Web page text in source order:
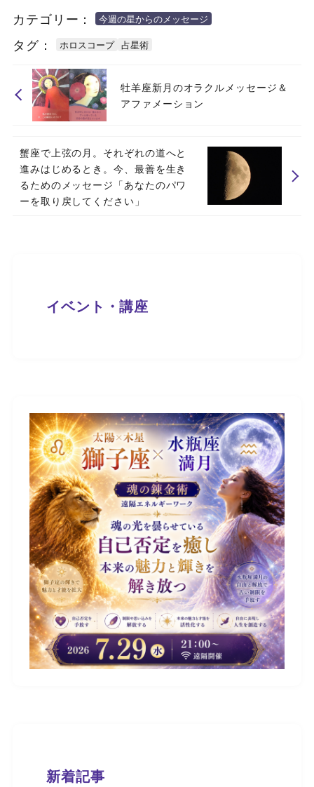
カテゴリー： 今週の星からのメッセージ
タグ： ホロスコープ 占星術
牡羊座新月のオラクルメッセージ＆
アファメーション
蟹座で上弦の月。それぞれの道へと
進みはじめるとき。今、最善を生き
るためのメッセージ「あなたのパワ
ーを取り戻してください」
イベント・講座
新着記事